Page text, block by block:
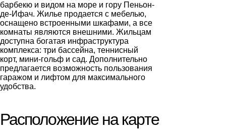
барбекю и видом на море и гору Пеньон-
де-Ифач. Жилье продается с мебелью,
оснащено встроенными шкафами, а все
комнаты являются внешними. Жильцам
доступна богатая инфраструктура
комплекса: три бассейна, теннисный
корт, мини-гольф и сад. Дополнительно
предлагается возможность пользования
гаражом и лифтом для максимального
удобства.
Расположение на карте